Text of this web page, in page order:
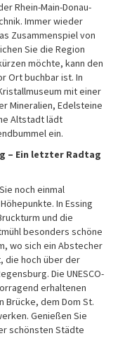
Rhein-Main-Donau-
Immer wieder
Zusammenspiel von
Sie die Region
möchte, kann den
Ort buchbar ist. In
mit einer
Mineralien, Edelsteine
Altstadt lädt
ein.
– Ein letzter Radtag
noch einmal
In Essing
und die
besonders schöne
wo sich ein Abstecher
die hoch über der
Die UNESCO-
erhaltenen
dem Dom St.
Genießen Sie
schönsten Städte